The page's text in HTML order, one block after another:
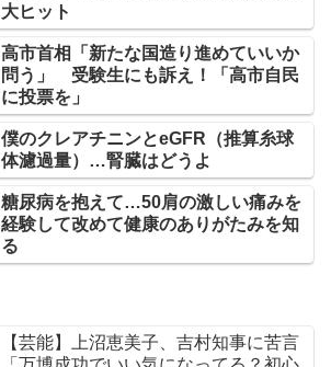
大ヒット
高市首相「新たな国造り進めていいか
問う」 受験生にも訴え！「高市自民
に投票を」
僕のクレアチニンとeGFR（推算糸球
体濾過量）…腎臓はどうよ
糖尿病を抱えて…50肩の激しい痛みを
経験して改めて健康のありがたみを知
る
【芸能】上沼恵美子、吉村知事に苦言